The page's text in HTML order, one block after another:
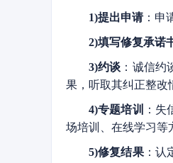
1)提出申请：申
2)填写修复承诺
3)约谈 ：诚信
果，听取其纠正整改
4)专题培训
：
场培训、在线学习等
5)修复结果：认